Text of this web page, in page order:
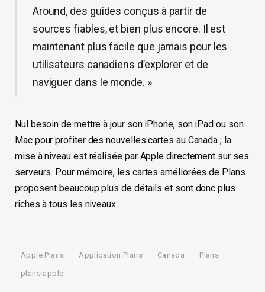
Around, des guides conçus à partir de
sources fiables, et bien plus encore. Il est
maintenant plus facile que jamais pour les
utilisateurs canadiens d’explorer et de
naviguer dans le monde. »
Nul besoin de mettre à jour son iPhone, son iPad ou son
Mac pour profiter des nouvelles cartes au Canada ; la
mise à niveau est réalisée par Apple directement sur ses
serveurs. Pour mémoire, les cartes améliorées de Plans
proposent beaucoup plus de détails et sont donc plus
riches à tous les niveaux.
Apple Plans Application Plans Canada Plans
plans apple